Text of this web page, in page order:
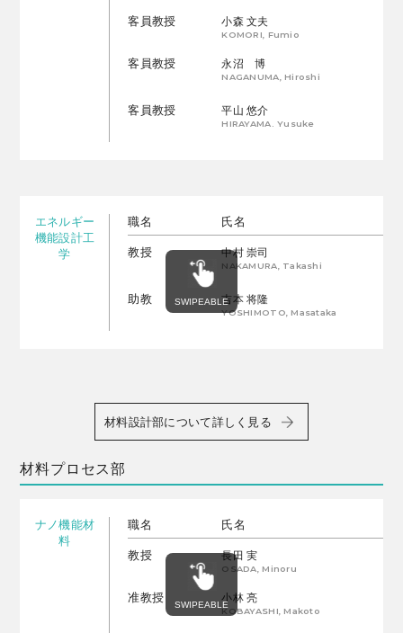
客員教授 小森 文夫
KOMORI, Fumio
客員教授 永沼 博
NAGANUMA, Hiroshi
客員教授 平山 悠介
HIRAYAMA. Yusuke
エネルギー
機能設計工
学
職名 氏名
教授 中村 崇司
NAKAMURA, Takashi
助教 吉本 将隆
YOSHIMOTO, Masataka
材料設計部について詳しく見る
材料プロセス部
ナノ機能材
料
職名 氏名
教授 長田 実
OSADA, Minoru
准教授 小林 亮
KOBAYASHI, Makoto